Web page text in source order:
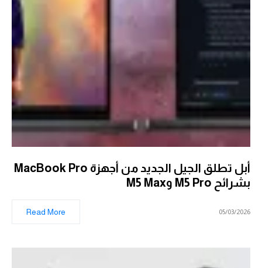
أبل تطلق الجيل الجديد من أجهزة MacBook Pro
بشرائح M5 Pro وM5 Max
05/03/2026
Read More